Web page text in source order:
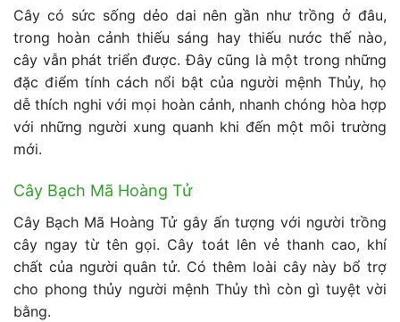
Cây có sức sống dẻo dai nên gần như trồng ở đâu,
trong hoàn cảnh thiếu sáng hay thiếu nước thế nào,
cây vẫn phát triển được. Đây cũng là một trong những
đặc điểm tính cách nổi bật của người mệnh Thủy, họ
dễ thích nghi với mọi hoàn cảnh, nhanh chóng hòa hợp
với những người xung quanh khi đến một môi trường
mới.
Cây Bạch Mã Hoàng Tử
Cây Bạch Mã Hoàng Tử gây ấn tượng với người trồng
cây ngay từ tên gọi. Cây toát lên vẻ thanh cao, khí
chất của người quân tử. Có thêm loài cây này bổ trợ
cho phong thủy người mệnh Thủy thì còn gì tuyệt vời
bằng.